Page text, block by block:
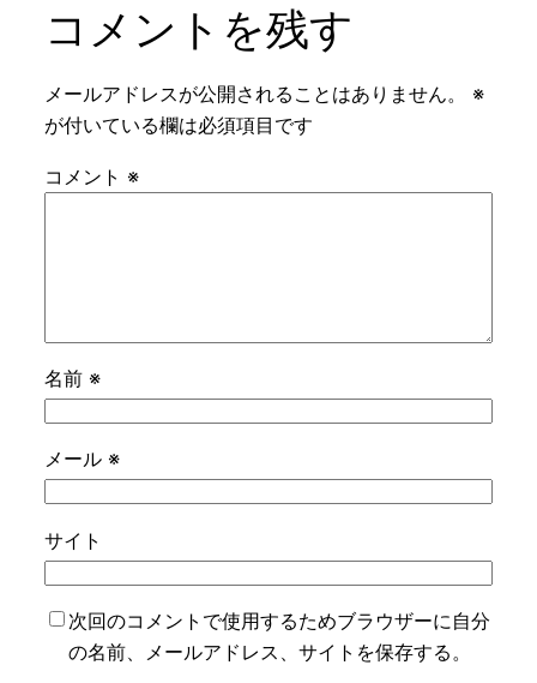
コメントを残す
メールアドレスが公開されることはありません。
※
が付いている欄は必須項目です
コメント ※
名前 ※
メール ※
サイト
次回のコメントで使用するためブラウザーに自分
の名前、メールアドレス、サイトを保存する。